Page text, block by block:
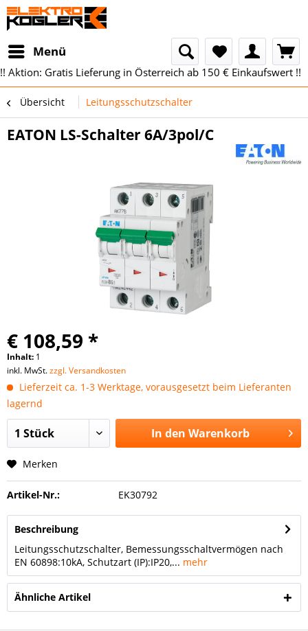
Menü
!! Aktion: Gratis Lieferung in Österreich ab 150 € Einkaufswert !!
Übersicht Leitungsschutzschalter
EATON LS-Schalter 6A/3pol/C
€ 108,59 *
Inhalt: 1
inkl. MwSt.zzgl. Versandkosten
Lieferzeit ca. 1-3 Werktage, vorausgesetzt beim Lieferanten
lagernd
In den Warenkorb
Merken
Artikel-Nr.: EK30792
Beschreibung
Leitungsschutzschalter, Bemessungsschaltvermögen nach
EN 60898:10kA, Schutzart (IP):IP20,... mehr
Ähnliche Artikel